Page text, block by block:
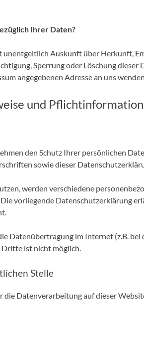
Ihrer Daten?
unentgeltlich Auskunft über Herkunft,
Sperrung oder Löschung
angegebenen Adresse an uns
und
den Schutz Ihrer persönlichen
sowie dieser
werden verschiedene
vorliegende Datenschutzerklärung
Datenübertragung im Internet (z.B.
ist nicht möglich.
Stelle
die Datenverarbeitung auf dieser